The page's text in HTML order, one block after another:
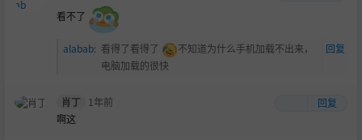
看不了
alabab: 看得了看得了
不知道为什么手机加载不出来，
电脑加载的很快
回复
肖丁 1年前
回复
啊这